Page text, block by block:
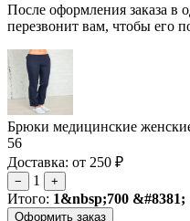
После оформления заказа в
перезвонит вам, чтобы его
Брюки медицинские
56
Доставка: от 250 ₽
− 1 +
Итого: 1&nbsp;700 &#8381;